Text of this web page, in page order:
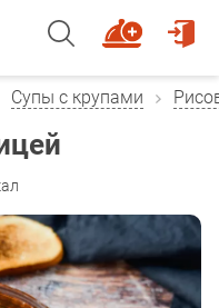
Супы с крупами